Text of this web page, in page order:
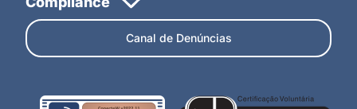
Canal de Denúncias